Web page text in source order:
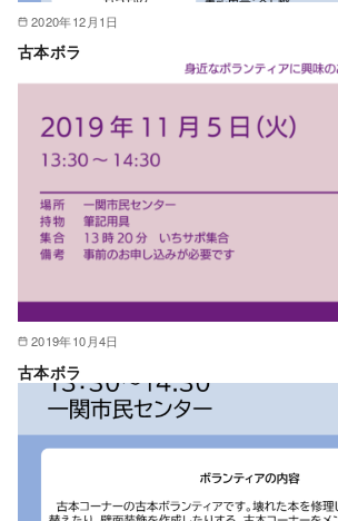
2020年12月1日
古本ボラ
2019年10月4日
古本ボラ